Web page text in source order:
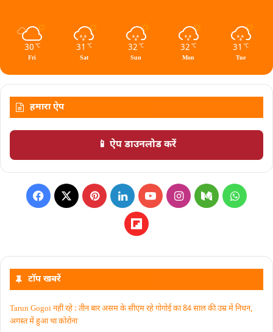
30 ℃
Fri
31 ℃
Sat
32 ℃
Sun
32 ℃
Mon
31 ℃
Tue
हमारा ऐप
📱 ऐप डाउनलोड करें
टॉप खबरें
Tarun Gogoi नहीं रहे : तीन बार असम के सीएम रहे गोगोई का 84 साल की उम्र में निधन,
अगस्त में हुआ था कोरोना